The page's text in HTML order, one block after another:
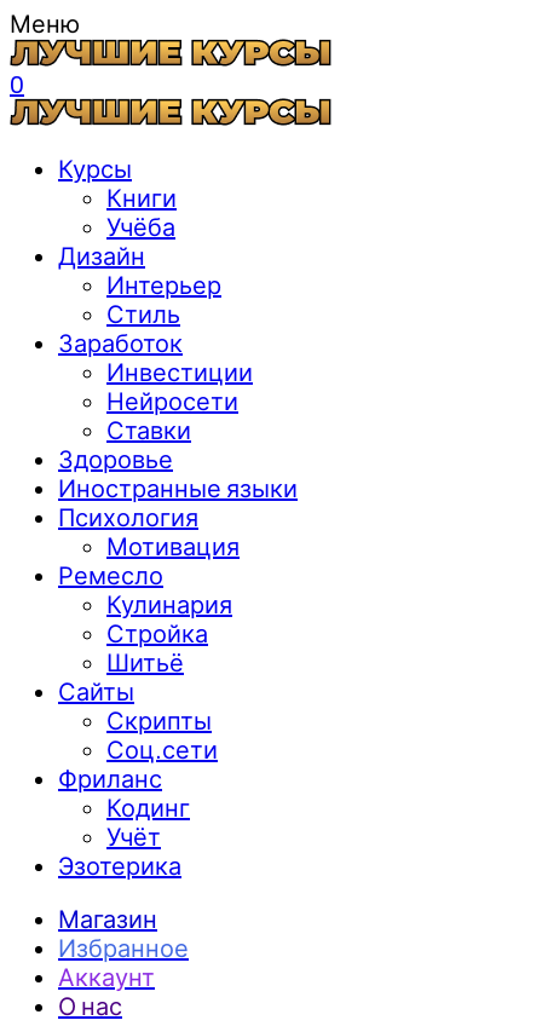
Меню
0
Курсы
Книги
Учёба
Дизайн
Интерьер
Стиль
Заработок
Инвестиции
Нейросети
Ставки
Здоровье
Иностранные языки
Психология
Мотивация
Ремесло
Кулинария
Стройка
Шитьё
Сайты
Скрипты
Соц.сети
Фриланс
Кодинг
Учёт
Эзотерика
Магазин
Избранное
Аккаунт
О нас